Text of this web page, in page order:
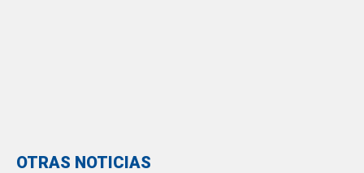
OTRAS NOTICIAS